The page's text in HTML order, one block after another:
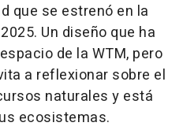
que se estrenó en la
Un diseño que ha
de la WTM, pero
a reflexionar sobre el
naturales y está
ecosistemas.